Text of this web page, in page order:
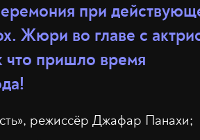
при
Жюри во главе с
пришло время
режиссёр Джафар Панахи;